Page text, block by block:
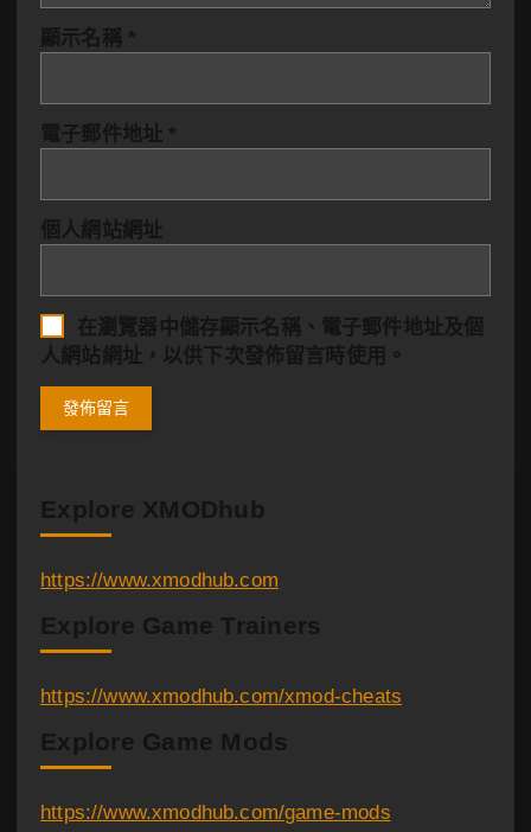
顯示名稱 *
電子郵件地址 *
個人網站網址
在瀏覽器 中儲存顯示名稱、電子郵件地址及個
人網站網址，以供下次發佈留言時使用。
Explore XMODhub
https://www.xmodhub.com
Explore Game Trainers
https://www.xmodhub.com/xmod-cheats
Explore Game Mods
https://www.xmodhub.com/game-mods